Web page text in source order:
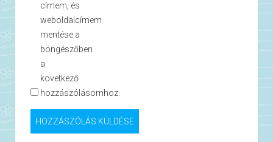
címem, és
weboldalcímem
mentése a
böngészőben
a
következő
hozzászólásomhoz.